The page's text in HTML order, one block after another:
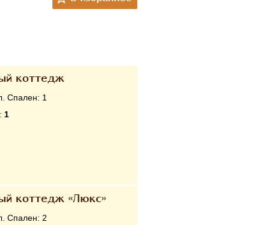
коттедж
Спален: 1
1
коттедж «Люкс»
Спален: 2